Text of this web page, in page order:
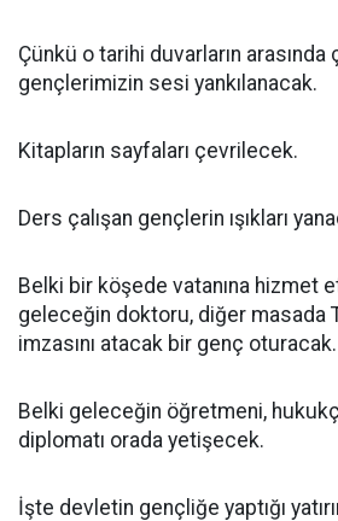
Çünkü o tarihi duvarların arasında
gençlerimizin sesi yankılanacak.
Kitapların sayfaları çevrilecek.
Ders çalışan gençlerin ışıkları
Belki bir köşede vatanına hizmet
geleceğin doktoru, diğer masada
imzasını atacak bir genç oturacak.
Belki geleceğin öğretmeni,
diplomatı orada yetişecek.
İşte devletin gençliğe yaptığı